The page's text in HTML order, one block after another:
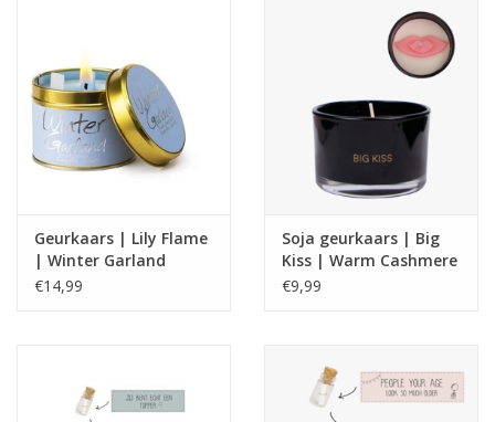
Geurkaars | Lily Flame
| Winter Garland
€14,99
Soja geurkaars | Big
Kiss | Warm Cashmere
€9,99